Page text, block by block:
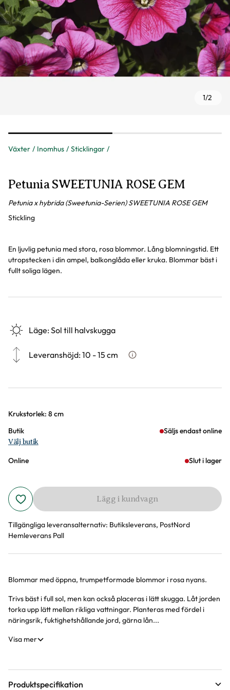
Växter Inomhus Sticklingar
1/2
Petunia SWEETUNIA ROSE GEM
Petunia x hybrida (Sweetunia-Serien) SWEETUNIA ROSE GEM
Stickling
En ljuvlig petunia med stora, rosa blommor. Lång blomningstid. Ett
utropstecken i din ampel, balkonglåda eller kruka. Blommar bäst i
fullt soliga lägen.
Läge:Sol till halvskugga
Leveranshöjd:10 - 15 cm Hur vi mäter leveranshöjd på
Varianter
Krukstorlek: 8 cm
Butik
Säljs endast online
Välj butik
Online Slut i lager
Lägg i kundvagn
Tillgängliga leveransalternativ: Butiksleverans, PostNord
Hemleverans Pall
Produktinformation
Blommar med öppna, trumpetformade blommor i rosa nyans.
Trivs bäst i full sol, men kan också placeras i lätt skugga. Låt jorden
torka upp lätt mellan rikliga vattningar. Planteras med fördel i
näringsrik, fuktighetshållande jord, gärna lån...
Visa mer
Produktspecifikation